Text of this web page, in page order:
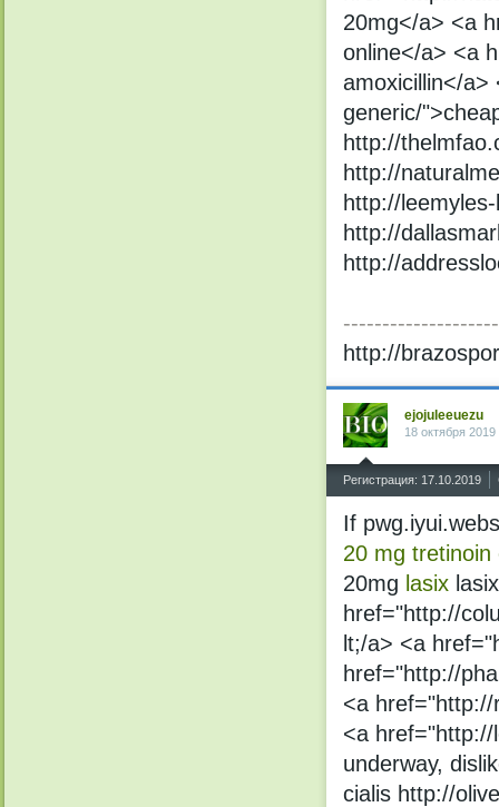
20mg</a> <a
online</a> <a
amoxicillin</a>
generic/
http://
http://
http://
http://
http://
--------------------
http://
ejojuleeuezu
18 октября 2019
Регистрация: 17.10.2019
If
20 mg tretinoin
20mg lasix
href="http://
lt;/a> <a
href="http://
<a href="http://
<a href="http://
underway,
cialis http://